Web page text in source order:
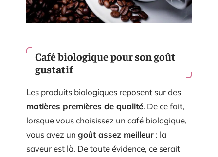
Café biologique pour son goût
gustatif
Les produits biologiques reposent sur des
matières premières de qualité. De ce fait,
lorsque vous choisissez un café biologique,
vous avez un goût assez meilleur : la
saveur est là. De toute évidence, ce serait